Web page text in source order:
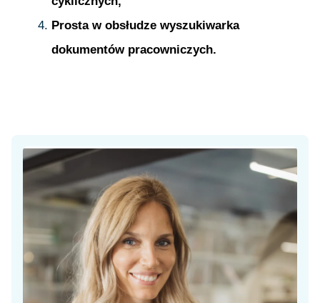
Prosta w obsłudze wyszukiwarka
dokumentów pracowniczych.